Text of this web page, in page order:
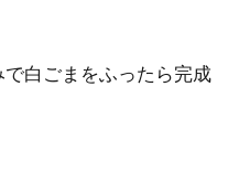
500kcal！お昼ごはんの
白ごまをふったら完成